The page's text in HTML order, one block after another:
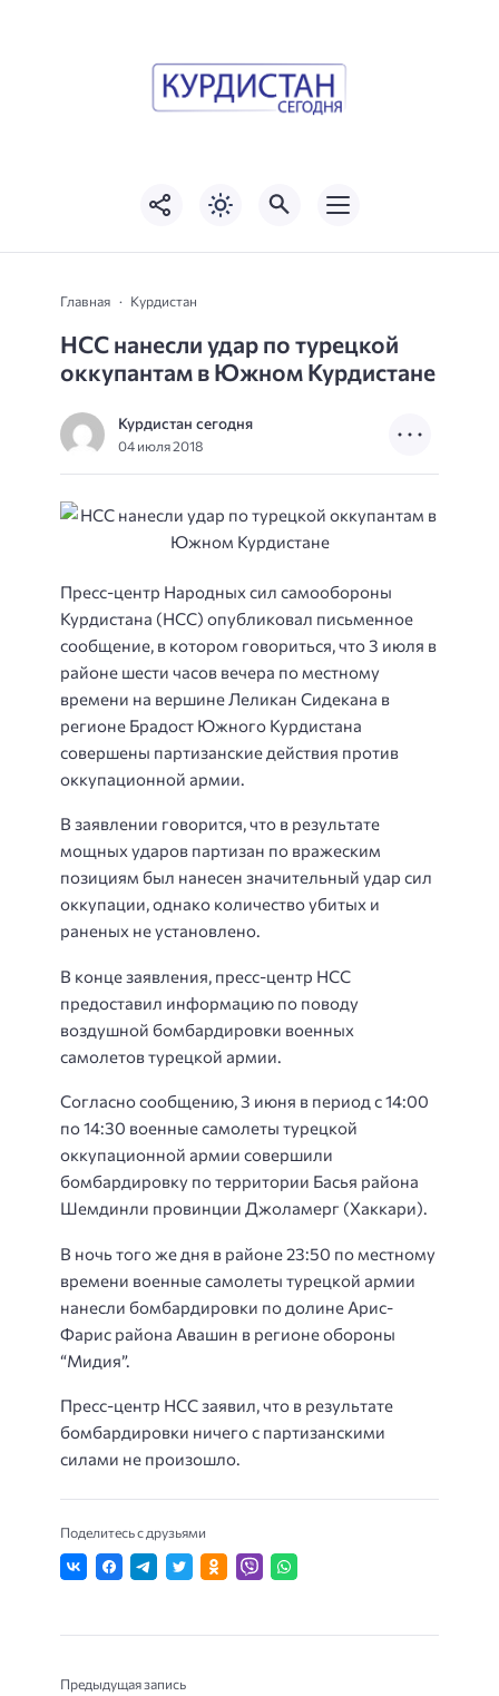
Главная Курдистан
НСС нанесли удар по турецкой
оккупантам в Южном Курдистане
Курдистан сегодня
04 июля 2018
Пресс-центр Народных сил самообороны
Курдистана (НСС) опубликовал письменное
сообщение, в котором говориться, что 3 июля в
районе шести часов вечера по местному
времени на вершине Леликан Сидекана в
регионе Брадост Южного Курдистана
совершены партизанские действия против
оккупационной армии.
В заявлении говорится, что в результате
мощных ударов партизан по вражеским
позициям был нанесен значительный удар сил
оккупации, однако количество убитых и
раненых не установлено.
В конце заявления, пресс-центр НСС
предоставил информацию по поводу
воздушной бомбардировки военных
самолетов турецкой армии.
Согласно сообщению, 3 июня в период с 14:00
по 14:30 военные самолеты турецкой
оккупационной армии совершили
бомбардировку по территории Басья района
Шемдинли провинции Джоламерг (Хаккари).
В ночь того же дня в районе 23:50 по местному
времени военные самолеты турецкой армии
нанесли бомбардировки по долине Арис-
Фарис района Авашин в регионе обороны
“Мидия”.
Пресс-центр НСС заявил, что в результате
бомбардировки ничего с партизанскими
силами не произошло.
Поделитесь с друзьями
Предыдущая запись